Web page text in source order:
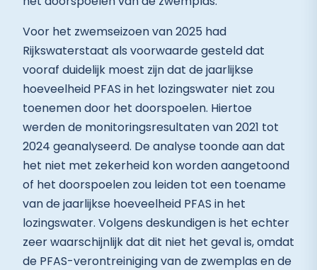
Voor het zwemseizoen van 2025 had
Rijkswaterstaat als voorwaarde gesteld dat
vooraf duidelijk moest zijn dat de jaarlijkse
hoeveelheid PFAS in het lozingswater niet zou
toenemen door het doorspoelen. Hiertoe
werden de monitoringsresultaten van 2021 tot
2024 geanalyseerd. De analyse toonde aan dat
het niet met zekerheid kon worden aangetoond
of het doorspoelen zou leiden tot een toename
van de jaarlijkse hoeveelheid PFAS in het
lozingswater. Volgens deskundigen is het echter
zeer waarschijnlijk dat dit niet het geval is, omdat
de PFAS-verontreiniging van de zwemplas en de